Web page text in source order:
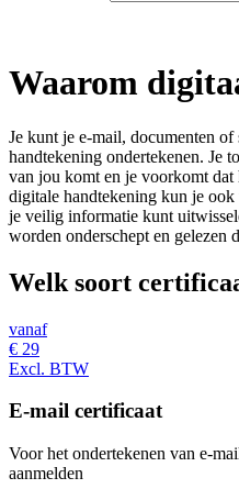
Waarom
Je kunt je e-mail, documenten
handtekening ondertekenen. Je
van jou komt en je voorkomt
digitale handtekening kun je
je veilig informatie kunt
worden onderschept en gelezen
Welk soort
vanaf
€ 29
Excl. BTW
E-mail certificaat
Voor het ondertekenen van e-
aanmelden